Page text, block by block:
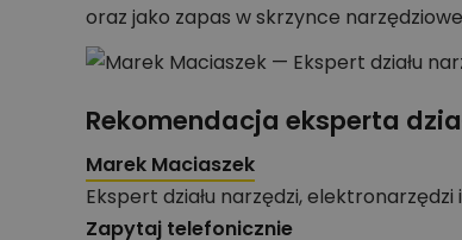
oraz jako zapas w skrzynce
Rekomendacja eksperta
Marek Maciaszek
Ekspert działu narzędzi,
Zapytaj telefonicznie